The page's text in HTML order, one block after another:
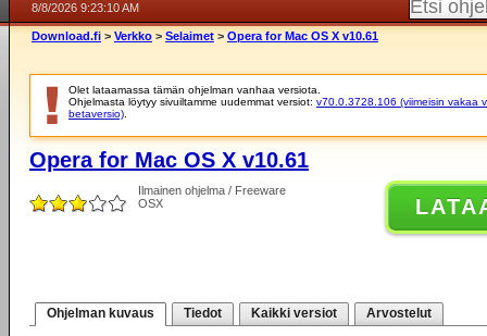
8/8/2026 9:23:10 AM
Download.fi > Verkko > Selaimet > Opera for Mac OS X v10.61
Olet lataamassa tämän ohjelman vanhaa versiota.
Ohjelmasta löytyy sivuiltamme uudemmat versiot: v70.0.3728.106 (viimeisin vakaa
betaversio)
Opera for Mac OS X v10.61
Ilmainen ohjelma / Freeware
OSX
Ohjelman kuvaus Tiedot Kaikki versiot Arvostelut